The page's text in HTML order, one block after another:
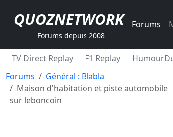
QUOZNETWORK
Forums depuis 2008
Forums
TV Direct Replay F1 Replay
Forums
Général : Blabla
Maison d'habitation et piste automobile
sur leboncoin